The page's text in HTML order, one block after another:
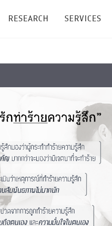
of Science
Graduate
Master's
Students
RESEARCH
Research Publications
Conference
International
TICP 2023
SSBW Activities
SERVICES
PSY
CU Radio